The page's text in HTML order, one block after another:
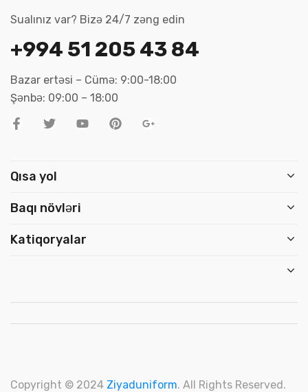
Sualınız var? Bizə 24/7 zəng edin
+994 51 205 43 84
Bazar ertəsi – Cümə: 9:00-18:00
Şənbə: 09:00 – 18:00
Qısa yol
Baqı növləri
Katiqoryalar
Copyright © 2024 Ziyaduniform. All Rights Reserved.